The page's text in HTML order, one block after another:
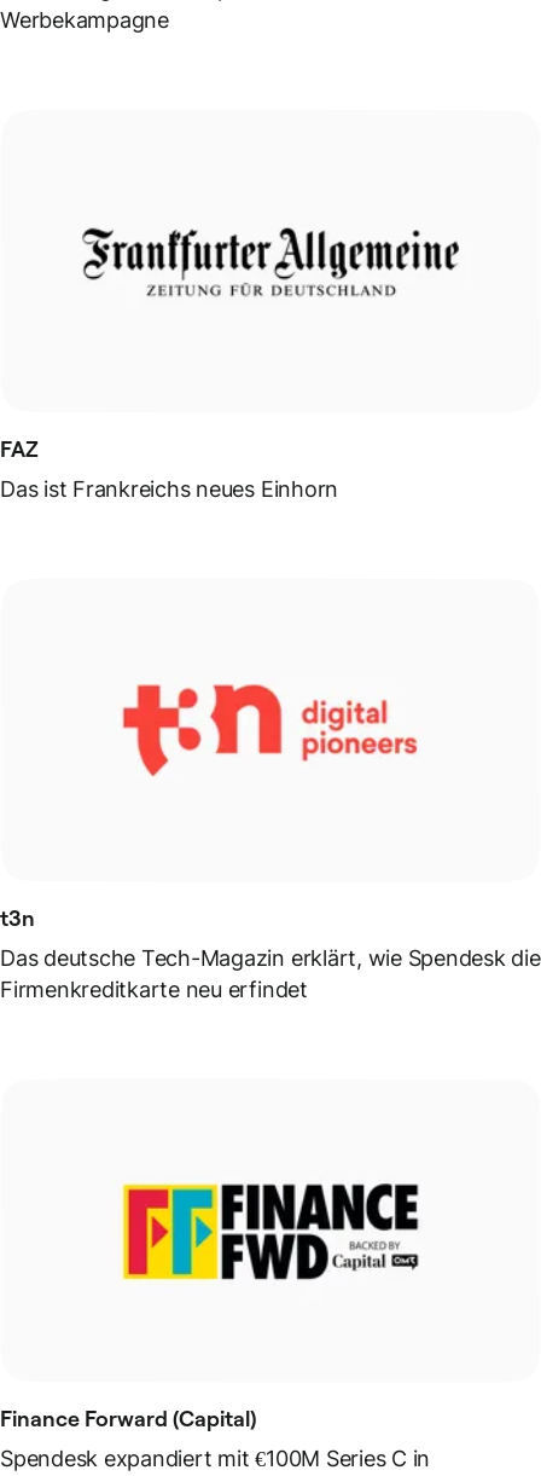
Werbekampagne
FAZ
Das ist Frankreichs neues Einhorn
t3n
Das deutsche Tech-Magazin erklärt, wie Spendesk die
Firmenkreditkarte neu erfindet
Finance Forward (Capital)
Spendesk expandiert mit €100M Series C in